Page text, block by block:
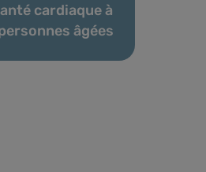
cardiaque à
âgées